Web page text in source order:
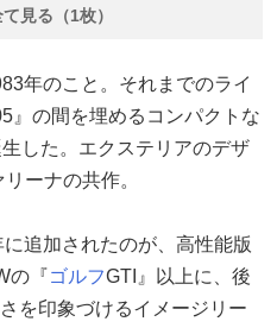
見る（1枚）
年のこと。それまでのライ
』の間を埋めるコンパクトな
した。エクステリアのデザ
ーナの共作。
追加されたのが、高性能版
の『ゴルフGTI』以上に、後
を印象づけるイメージリー